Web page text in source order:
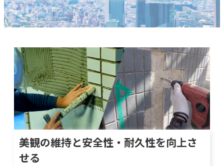
美観の維持と安全性・耐久性を向上さ
せる